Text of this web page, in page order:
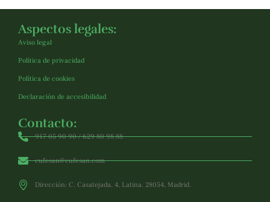
Aspectos legales:
Aviso legal
Política de privacidad
Política de cookies
Declaración de accesibilidad
Contacto:
917 05 90 90 / 629 80 98 88
cufesan@cufesan.com
Dirección: C. Casatejada, 4, Latina. 28054, Madrid.